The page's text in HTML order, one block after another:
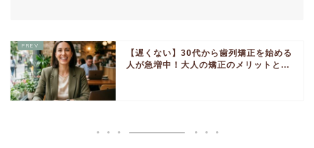
【遅くない】30代から歯列矯正を始める
人が急増中！大人の矯正のメリットと...